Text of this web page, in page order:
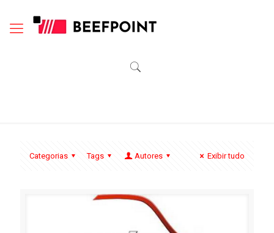
Categorias Tags Autores Exibir tudo